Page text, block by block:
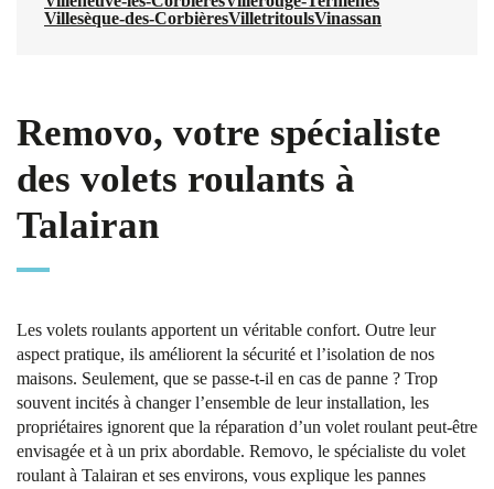
Villesèque-des-CorbièresVilletritoulsVinassan
Removo, votre spécialiste
des volets roulants à
Talairan
Les volets roulants apportent un véritable confort. Outre leur
aspect pratique, ils améliorent la sécurité et l’isolation de nos
maisons. Seulement, que se passe-t-il en cas de panne ? Trop
souvent incités à changer l’ensemble de leur installation, les
propriétaires ignorent que la réparation d’un volet roulant peut-être
envisagée et à un prix abordable. Removo, le spécialiste du volet
roulant à Talairan et ses environs, vous explique les pannes